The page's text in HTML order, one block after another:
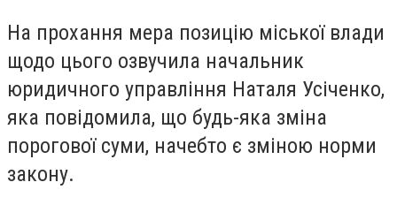
На прохання мера позицію міської влади
щодо цього озвучила начальник
юридичного управління Наталя Усіченко,
яка повідомила, що будь-яка зміна
порогової суми, начебто є зміною норми
закону.